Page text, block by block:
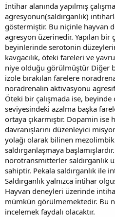
İntihar alanında yapılmış
agresyonun(saldırganlık)
göstermiştir. Bu niçinle hayvan
agresyon üzerinedir. Yapılan bir
beyinlerinde serotonin
kavgacılık, öteki fareleri ve
niye olduğu görülmüştür Diğer
izole bırakılan farelere
noradrenalin aktivasyonu agresif
Öteki bir çalışmada ise,
seviyesindeki azalma başka
ortaya çıkarmıştır. Dopamin ise
davranışlarını düzenleyici
yolağı olarak bilinen
saldırganlaşmaya
nörotransmitterler saldırganlık
sahiptir. Pekala saldırganlık ile
Saldırganlık yalnızca intihar
Hayvan deneyleri üzerinde
mümkün görülmemektedir. Bu
incelemek faydalı olacaktır.